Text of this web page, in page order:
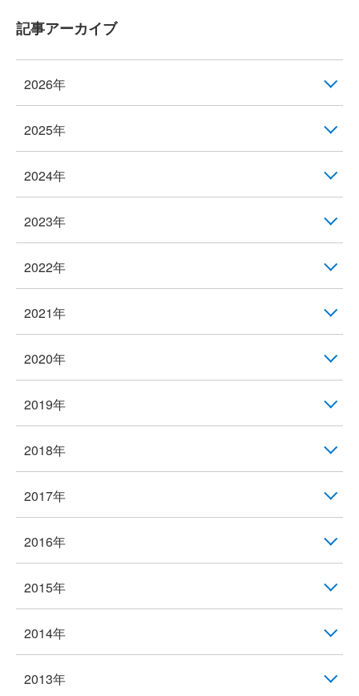
記事アーカイブ
2026年
2025年
2024年
2023年
2022年
2021年
2020年
2019年
2018年
2017年
2016年
2015年
2014年
2013年